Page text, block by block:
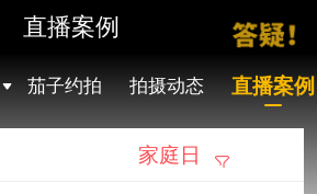
直播案例
茄子约拍 拍摄动态 直播案例
家庭日